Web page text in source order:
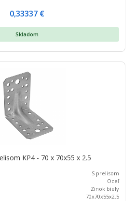
0,33337 €
Skladom
KP4 - 70 x 70x55 x 2.5
S prelisom
Oceľ
Zinok biely
70x70x55x2.5